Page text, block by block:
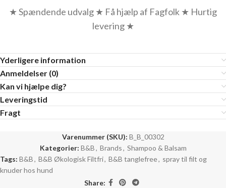
★ Spændende udvalg ★ Få hjælp af Fagfolk ★ Hurtig
levering ★
Yderligere information
Anmeldelser (0)
Kan vi hjælpe dig?
Leveringstid
Fragt
Varenummer (SKU): B_B_00302
Kategorier: B&B, Brands, Shampoo & Balsam
Tags: B&B, B&B Økologisk Filtfri, B&B tanglefree, spray til filt og
knuder hos hund
Share: